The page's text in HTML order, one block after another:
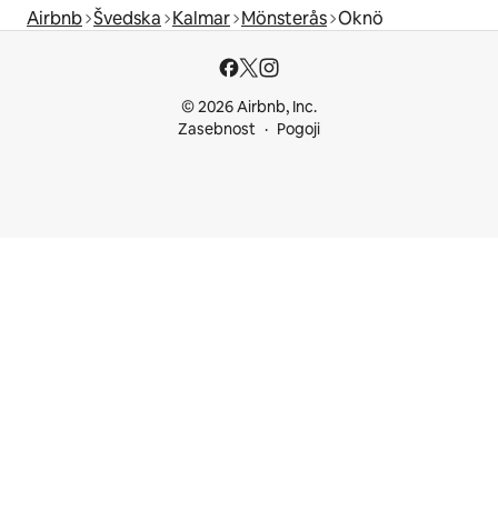
Airbnb Švedska Kalmar Mönsterås Oknö
© 2026 Airbnb, Inc.
Zasebnost
Pogoji